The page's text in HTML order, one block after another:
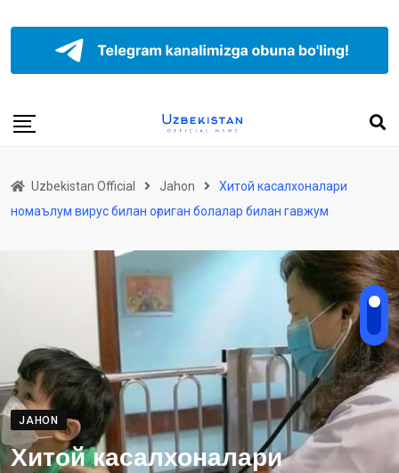
Uzbekistan Official Jahon
Хитой касалхоналари
номаълум вирус билан оғриган болалар билан гавжум
JAHON
Хитой касалхоналари